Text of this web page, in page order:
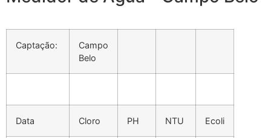
Captação:
Campo
Belo
Data Cloro PH NTU Ecoli